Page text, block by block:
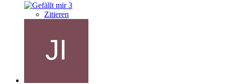
3
Zitieren